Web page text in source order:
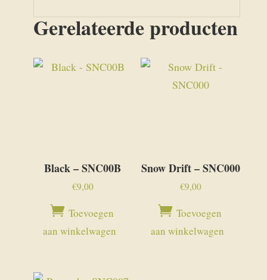
Gerelateerde producten
Black – SNC00B
€9,00
Toevoegen
aan winkelwagen
Snow Drift – SNC000
€9,00
Toevoegen
aan winkelwagen